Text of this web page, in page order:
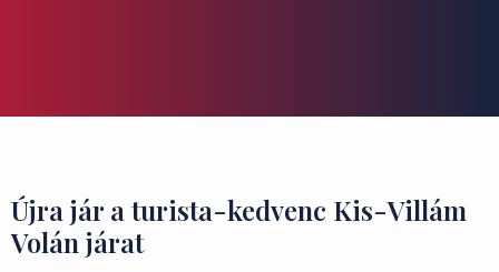
Újra jár a turista-kedvenc Kis-Villám
Volán járat